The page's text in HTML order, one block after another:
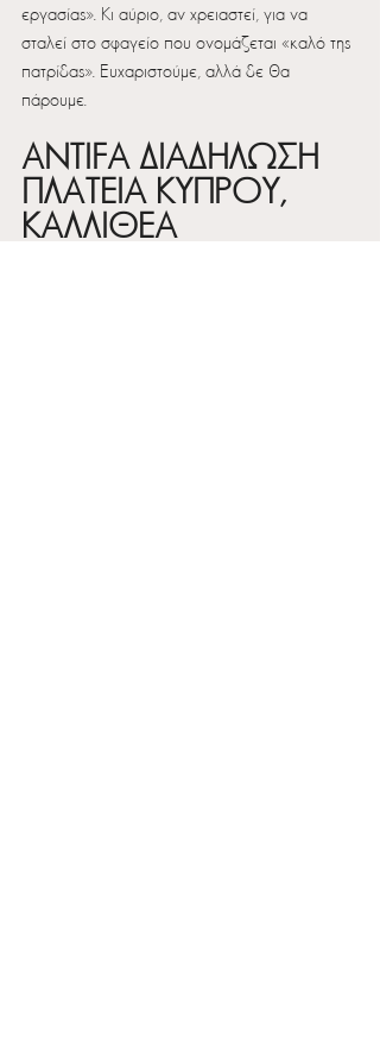
εργασίας». Κι αύριο, αν χρειαστεί, για να
σταλεί στο σφαγείο που ονομάζεται «καλό της
πατρίδας». Ευχαριστούμε, αλλά δε θα
πάρουμε.
ANTIFA ΔΙΑΔΗΛΩΣΗ
ΠΛΑΤΕΙΑ ΚΥΠΡΟΥ,
ΚΑΛΛΙΘΕΑ